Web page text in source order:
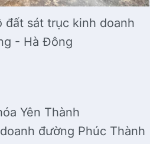
đất sát trục kinh doanh
- Hà Đông
Yên Thành
đường Phúc Thành